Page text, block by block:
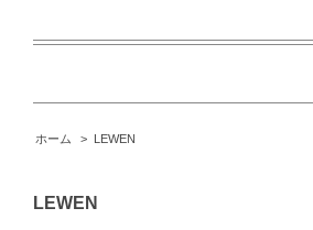
ホーム > LEWEN
LEWEN